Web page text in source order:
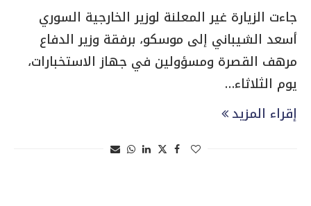
جاءت الزيارة غير المعلنة لوزير الخارجية السوري
أسعد الشيباني إلى موسكو، برفقة وزير الدفاع
مرهف القصرة ومسؤولين في جهاز الاستخبارات،
يوم الثلاثاء…
إقراء المزيد